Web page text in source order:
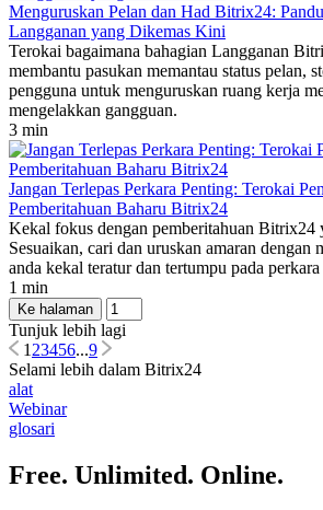
Menguruskan Pelan dan Had Bitrix24:
Langganan yang Dikemas Kini
Terokai bagaimana bahagian Langganan
membantu pasukan memantau status pelan,
pengguna untuk menguruskan ruang kerja
mengelakkan gangguan.
3 min
Jangan Terlepas Perkara Penting: Terokai
Pemberitahuan Baharu Bitrix24
Kekal fokus dengan pemberitahuan Bitrix24
Sesuaikan, cari dan uruskan amaran dengan
anda kekal teratur dan tertumpu pada
1 min
Ke halaman
Tunjuk lebih lagi
1 23456...9
Selami lebih dalam Bitrix24
alat
Webinar
glosari
Free. Unlimited. Online.